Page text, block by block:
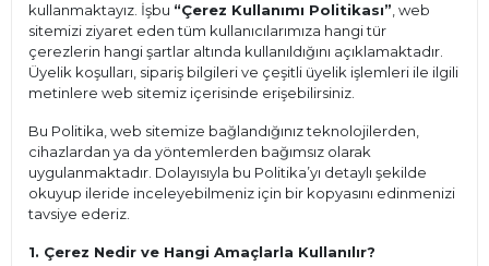
kullanmaktayız. İşbu “Çerez Kullanımı Politikası” , web
sitemizi ziyaret eden tüm kullanıcılarımıza hangi tür
çerezlerin hangi şartlar altında kullanıldığını açıklamaktadır.
Üyelik koşulları, sipariş bilgileri ve çeşitli üyelik işlemleri ile ilgili
metinlere web sitemiz içerisinde erişebilirsiniz.
Bu Politika, web sitemize bağlandığınız teknolojilerden,
cihazlardan ya da yöntemlerden bağımsız olarak
uygulanmaktadır. Dolayısıyla bu Politika’yı detaylı şekilde
okuyup ileride inceleyebilmeniz için bir kopyasını edinmenizi
tavsiye ederiz.
1. Çerez Nedir ve Hangi Amaçlarla Kullanılır?